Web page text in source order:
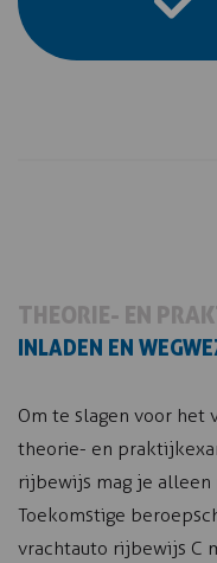
THEORIE- EN
INLADEN EN
Om te slagen voor het
theorie- en
rijbewijs mag je
Toekomstige
vrachtauto rijbewijs C